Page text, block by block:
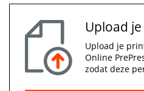
Upload
Upload je
Online
zodat deze